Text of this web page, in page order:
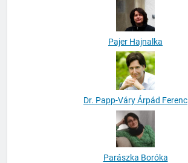
Pajer Hajnalka
Dr. Papp-Váry Árpád Ferenc
Parászka Boróka